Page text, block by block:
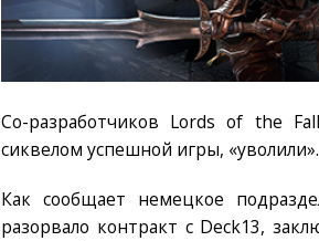
Со-разработчиков Lords of the
сиквелом успешной игры, «уволили».
Как сообщает немецкое
разорвало контракт с Deck13,